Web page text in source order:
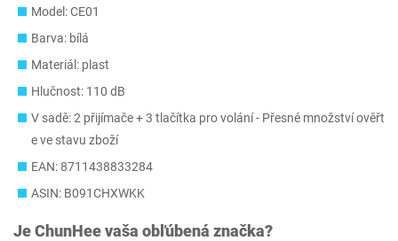
Model: CE01
Barva: bílá
Materiál: plast
Hlučnost: ‎110 dB
V sadě: 2 přijímače + 3 tlačítka pro volání - Přesné množství ověřt
e ve stavu zboží
EAN: 8711438833284
ASIN: B091CHXWKK
JeChunHeevaša obľúbená značka?